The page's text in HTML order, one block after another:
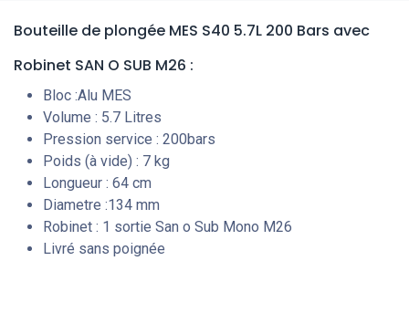
Bouteille de plongée MES S40 5.7L 200 Bars avec
Robinet SAN O SUB M26 :
Bloc :Alu MES
Volume : 5.7 Litres
Pression service : 200bars
Poids (à vide) : 7 kg
Longueur : 64 cm
Diametre :134 mm
Robinet : 1 sortie San o Sub Mono M26
Livré sans poignée